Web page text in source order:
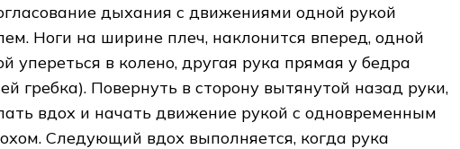
дыхания с движениями одной рукой
Ноги на ширине плеч, наклонится вперед, одной
упереться в колено, другая рука прямая у бедра
гребка). Повернуть в сторону вытянутой назад руки,
вдох и начать движение рукой с одновременным
Следующий вдох выполняется, когда рука